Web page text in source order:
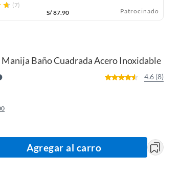
(7)
S/87.90 Patrocinado
Baño Cuadrada Acero Inoxidable
4.6 (8)
Agregar al carro